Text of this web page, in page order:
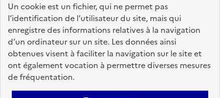
Un cookie est un fichier, qui ne permet pas
l’identification de l’utilisateur du site, mais qui
enregistre des informations relatives à la navigation
d’un ordinateur sur un site. Les données ainsi
obtenues visent à faciliter la navigation sur le site et
ont également vocation à permettre diverses mesures
de fréquentation.